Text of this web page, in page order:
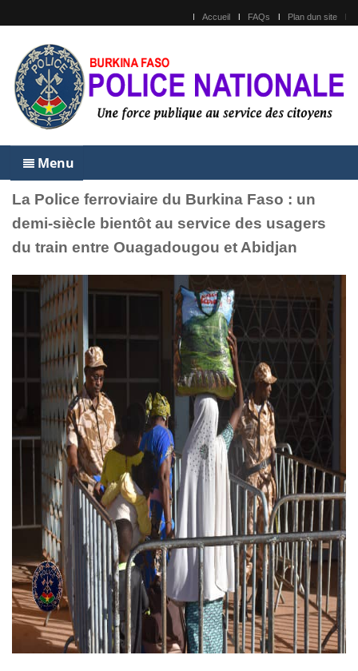
Accueil FAQs Plan dun site
Menu
La Police ferroviaire du Burkina Faso : un
demi-siècle bientôt au service des usagers
du train entre Ouagadougou et Abidjan